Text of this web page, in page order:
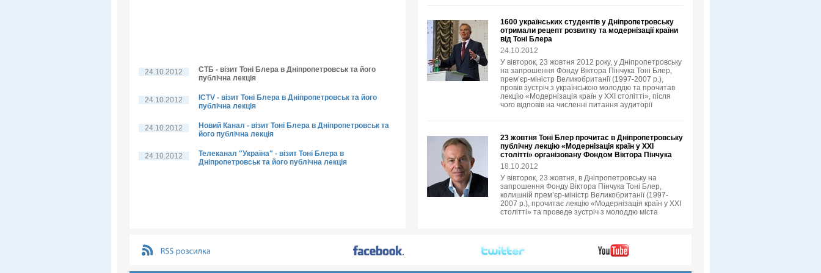
24.10.2012
СТБ - візит Тоні Блера в Дніпропетровськ та його
публічна лекція
24.10.2012
ICTV - візит Тоні Блера в Дніпропетровськ та його
публічна лекція
24.10.2012
Новий Канал - візит Тоні Блера в Дніпропетровськ та
його публічна лекція
24.10.2012
Телеканал "Україна" - візит Тоні Блера в
Дніпропетровськ та його публічна лекція
1600 українських студентів у Дніпропетровську
отримали рецепт розвитку та модернізації країни
від Тоні Блера
24.10.2012
У вівторок, 23 жовтня 2012 року, у Дніпропетровську
на запрошення Фонду Віктора Пінчука Тоні Блер,
прем’єр-міністр Великобританії (1997-2007 р.),
провів зустріч з українською молоддю та прочитав
лекцію «Модернізація країн у XXI столітті», після
чого відповів на численні питання аудиторії
23 жовтня Тоні Блер прочитає в Дніпропетровську
публічну лекцію «Модернізація країн у XXI
столітті» організовану Фондом Віктора Пінчука
18.10.2012
У вівторок, 23 жовтня, в Дніпропетровську на
запрошення Фонду Віктора Пінчука Тоні Блер,
колишній прем’єр-міністр Великобританії (1997-
2007 р.), прочитає лекцію «Модернізація країн у XXI
столітті» та проведе зустріч з молоддю міста